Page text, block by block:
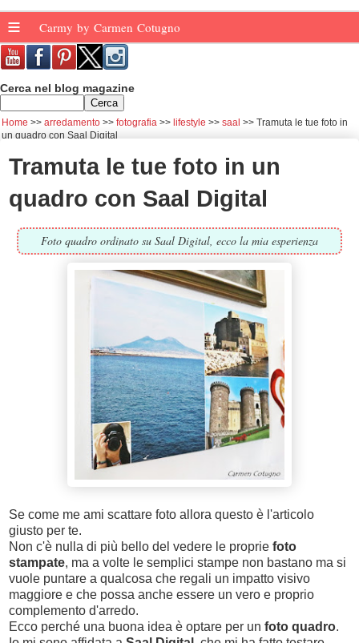
≡ Carmy by Carmen Cotugno
Cerca nel blog magazine
Home arredamento fotografia lifestyle saal
Tramuta le tue foto in
un quadro con Saal Digital
Tramuta le tue foto in un
quadro con Saal Digital
Foto quadro ordinato su Saal Digital, ecco la mia esperienza
Se come me ami scattare foto allora questo è l'articolo
giusto per te.
Non c'è nulla di più bello del vedere le proprie foto
stampate, ma a volte le semplici stampe non bastano ma si
vuole puntare a qualcosa che regali un impatto visivo
maggiore e che possa anche essere un vero e proprio
complemento d'arredo.
Ecco perché una buona idea è optare per un foto quadro.